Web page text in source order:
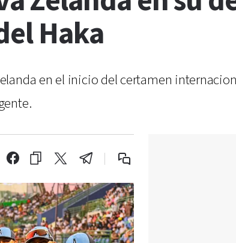
Haka
en el inicio del certamen